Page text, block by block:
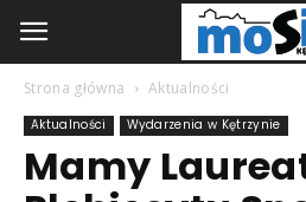
Strona główna Aktualności
Aktualności Wydarzenia w Kętrzynie
Mamy